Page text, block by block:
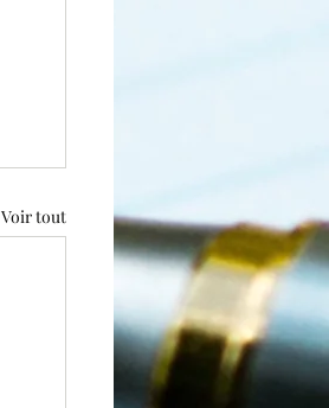
Voir tout